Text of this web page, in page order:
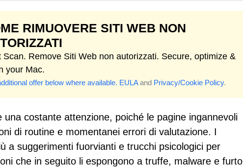
RIMUOVERE SITI WEB NON
Scan. Remove Siti Web non autorizzati. Secure, optimize &
your Mac.
offer below where available. EULAand Privacy/Cookie Policy.
costante attenzione, poiché le pagine ingannevoli
di routine e momentanei errori di valutazione. I
a suggerimenti fuorvianti e trucchi psicologici per
che in seguito li espongono a truffe, malware e furto